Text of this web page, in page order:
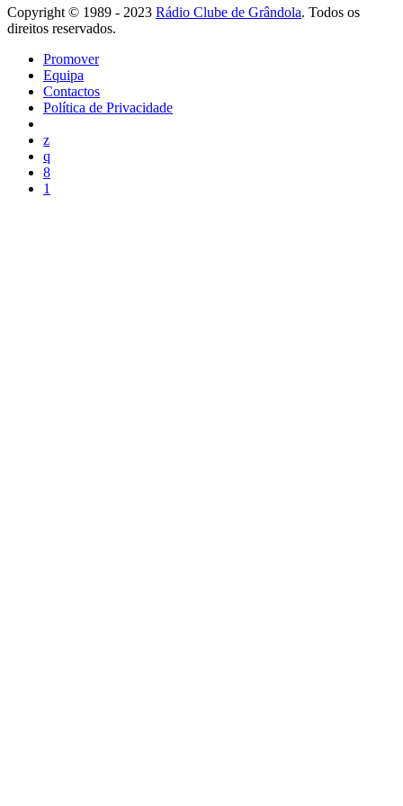
Copyright © 1989 - 2023 Rádio Clube de Grândola. Todos os
direitos reservados.
Promover
Equipa
Contactos
Política de Privacidade